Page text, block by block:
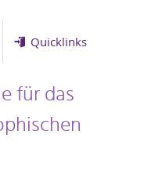
Quicklinks
für das